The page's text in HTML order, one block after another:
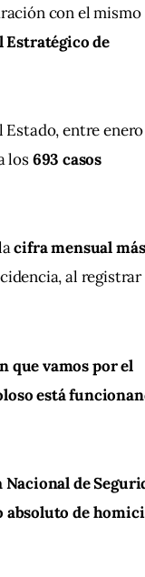
con el mismo
Estratégico de
Estado, entre
los 693 casos
cifra mensual más
al registrar
que vamos por el
está
de
absoluto de